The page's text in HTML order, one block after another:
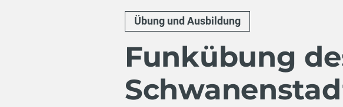
Übung und Ausbildung
Funkübung